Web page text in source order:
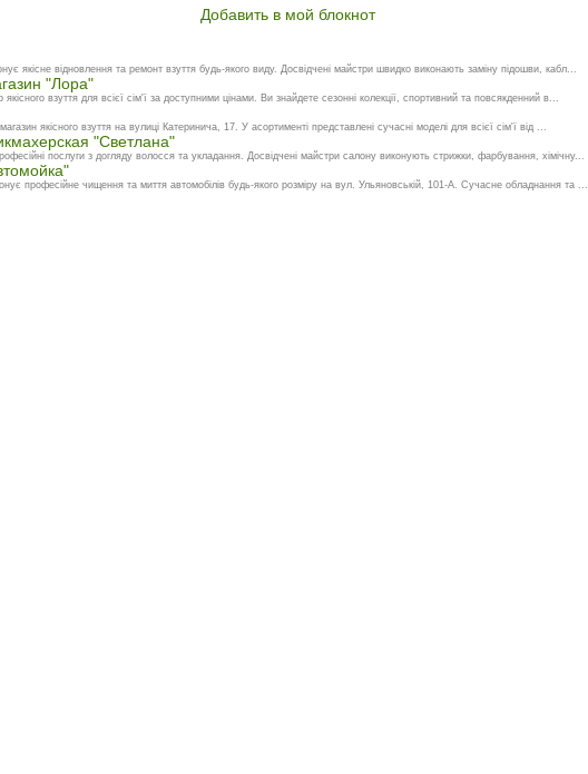
Добавить в мой блокнот
якісне відновлення та ремонт взуття будь-якого виду. Досвідчені майстри швидко виконають заміну підошви, кабл...
"Лора"
взуття для всієї сім'ї за доступними цінами. Ви знайдете сезонні колекції, спортивний та повсякденний в...
якісного взуття на вулиці Катеринича, 17. У асортименті представлені сучасні моделі для всієї сім'ї від ...
"Светлана"
послуги з догляду волосся та укладання. Досвідчені майстри салону виконують стрижки, фарбування, хімічну...
професійне чищення та миття автомобілів будь-якого розміру на вул. Ульяновській, 101-А. Сучасне обладнання та ...